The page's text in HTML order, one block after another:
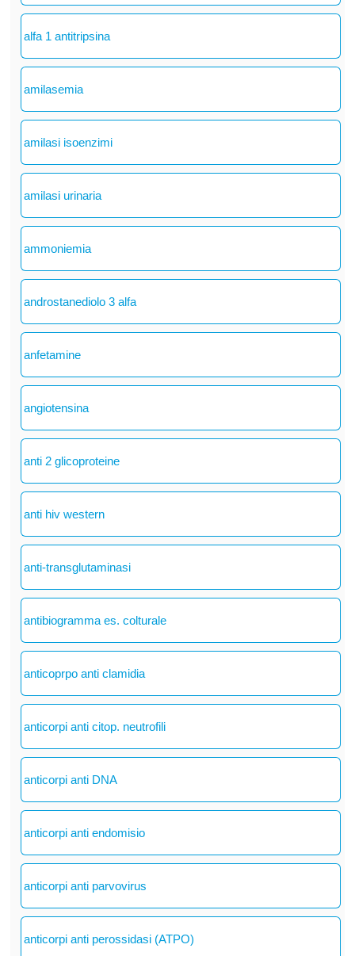
alfa 1 antitripsina
amilasemia
amilasi isoenzimi
amilasi urinaria
ammoniemia
androstanediolo 3 alfa
anfetamine
angiotensina
anti 2 glicoproteine
anti hiv western
anti-transglutaminasi
antibiogramma es. colturale
anticoprpo anti clamidia
anticorpi anti citop. neutrofili
anticorpi anti DNA
anticorpi anti endomisio
anticorpi anti parvovirus
anticorpi anti perossidasi (ATPO)